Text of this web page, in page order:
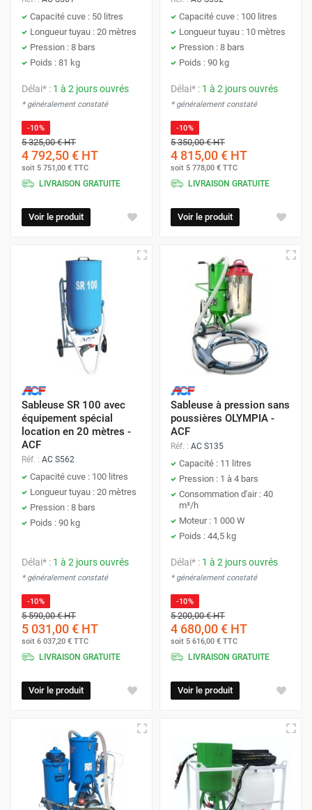
Capacité cuve : 50 litres
Longueur tuyau : 20 mètres
Pression : 8 bars
Poids : 81 kg
Délai* : 1 à 2 jours ouvrés
* généralement constaté
-10%
5 325,00 €HT
4 792,50 € HT
soit 5 751,00 € TTC
LIVRAISON GRATUITE
Voir le produit
Capacité cuve : 100 litres
Longueur tuyau : 10 mètres
Pression : 8 bars
Poids : 90 kg
Délai* : 1 à 2 jours ouvrés
* généralement constaté
-10%
5 350,00 €HT
4 815,00 € HT
soit 5 778,00 € TTC
LIVRAISON GRATUITE
Voir le produit
Sableuse SR 100 avec
équipement spécial
location en 20 mètres -
ACF
Réf. : AC S562
Capacité cuve : 100 litres
Longueur tuyau : 20 mètres
Pression : 8 bars
Poids : 90 kg
Délai* : 1 à 2 jours ouvrés
* généralement constaté
-10%
5 590,00 €HT
5 031,00 € HT
soit 6 037,20 € TTC
LIVRAISON GRATUITE
Voir le produit
Sableuse à pression sans
poussières OLYMPIA -
ACF
Réf. : AC S135
Capacité : 11 litres
Pression : 1 à 4 bars
Consommation d'air : 40
m³/h
Moteur : 1 000 W
Poids : 44,5 kg
Délai* : 1 à 2 jours ouvrés
* généralement constaté
-10%
5 200,00 €HT
4 680,00 € HT
soit 5 616,00 € TTC
LIVRAISON GRATUITE
Voir le produit